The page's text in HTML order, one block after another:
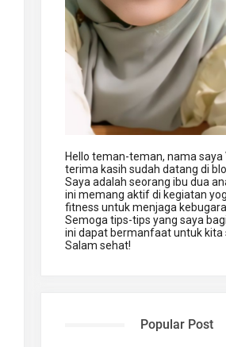
Hello teman-teman, nama saya
terima kasih sudah datang di
Saya adalah seorang ibu dua
ini memang aktif di kegiatan
fitness untuk menjaga
Semoga tips-tips yang saya
ini dapat bermanfaat untuk kita
Salam sehat!
Popular Post